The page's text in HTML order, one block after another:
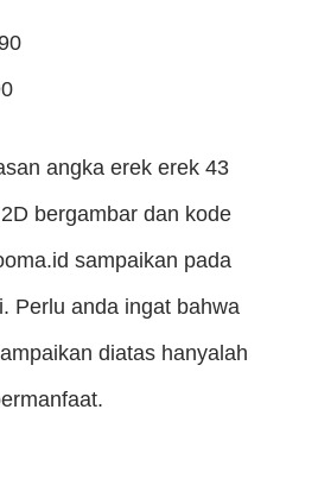
angka erek erek 43
bergambar dan kode
sampaikan pada
Perlu anda ingat bahwa
diatas hanyalah